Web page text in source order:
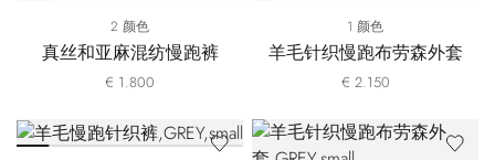
2 颜色
真丝和亚麻混纺慢跑裤
€ 1.800
1 颜色
羊毛针织慢跑布劳森外套
€ 2.150